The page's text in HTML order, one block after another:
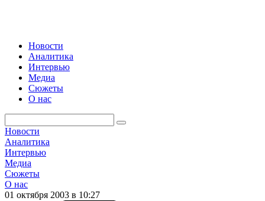
Новости
Аналитика
Интервью
Медиа
Сюжеты
О нас
Новости
Аналитика
Интервью
Медиа
Сюжеты
О нас
01 октября 2003 в 10:27